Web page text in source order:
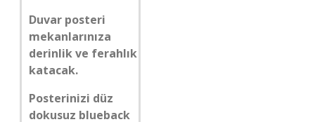
Duvar posteri
mekanlarınıza
derinlik ve ferahlık
katacak.
Posterinizi düz
dokusuz blueback